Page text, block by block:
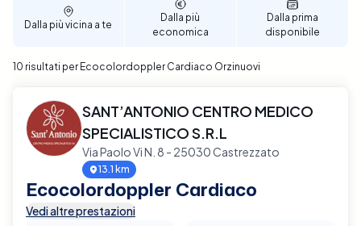
affidabile e di qualità.
Dalla più vicina a te
Dalla più
economica
Dalla prima
disponibile
10 risultati per Ecocolordoppler Cardiaco Orzinuovi
SANT’ANTONIO CENTRO MEDICO
SPECIALISTICO S.R.L
Via Paolo Vi N. 8 - 25030 Castrezzato
13.1 km
Ecocolordoppler Cardiaco
Vedi altre prestazioni